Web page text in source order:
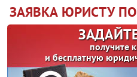
ЗАЯВКА ЮРИСТУ
получите
и бесплатную